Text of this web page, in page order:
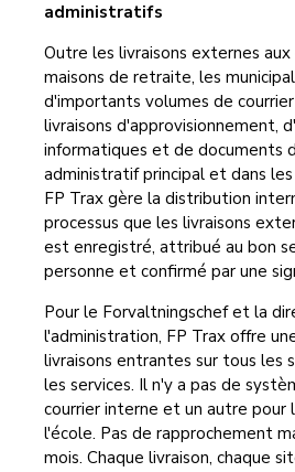
administratifs
Outre les livraisons externes
maisons de retraite, les
d'importants volumes de
livraisons d'approvisionnement,
informatiques et de documents
administratif principal et dans les
FP Trax gère la distribution
processus que les livraisons
est enregistré, attribué au bon
personne et confirmé par une
Pour le Forvaltningschef et la
l'administration, FP Trax offre
livraisons entrantes sur tous les
les services. Il n'y a pas de
courrier interne et un autre pour
l'école. Pas de rapprochement
mois. Chaque livraison, chaque